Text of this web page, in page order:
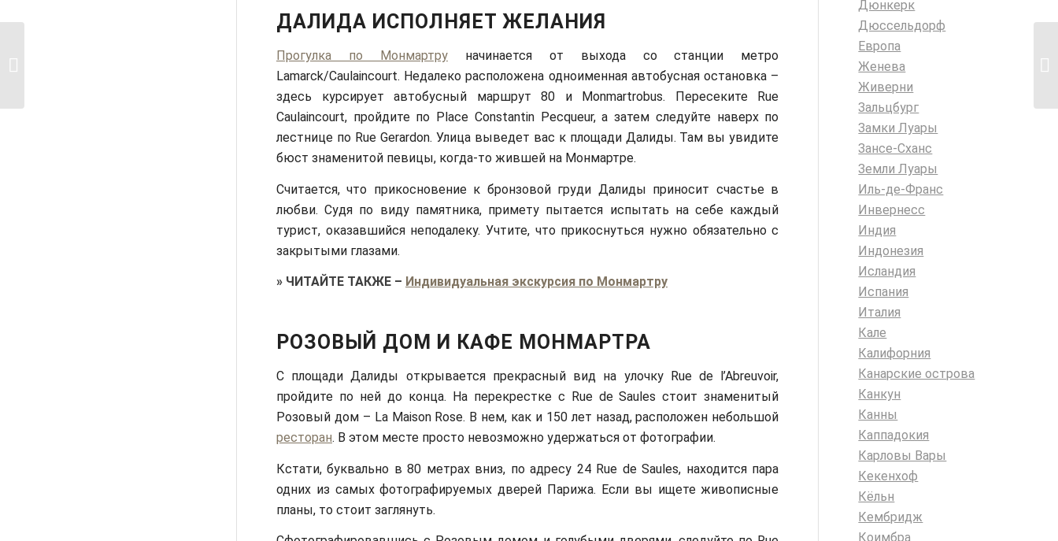
ДАЛИДА ИСПОЛНЯЕТ ЖЕЛАНИЯ
Прогулка по Монмартруначинается от выхода со станции метро
Lamarck/Caulaincourt. Недалеко расположена одноименная автобусная остановка –
здесь курсирует автобусный маршрут 80 и Monmartrobus. Пересеките Rue
Caulaincourt, пройдите по Place Constantin Pecqueur, а затем следуйте наверх по
лестнице по Rue Gerardon. Улица выведет вас к площади Далиды. Там вы увидите
бюст знаменитой певицы, когда-то жившей на Монмартре.
Считается, что прикосновение к бронзовой груди Далиды приносит счастье в
любви. Судя по виду памятника, примету пытается испытать на себе каждый
турист, оказавшийся неподалеку. Учтите, что прикоснуться нужно обязательно с
закрытыми глазами.
» ЧИТАЙТЕ ТАКЖЕ – Индивидуальная экскурсия по Монмартру
РОЗОВЫЙ ДОМ И КАФЕ МОНМАРТРА
С площади Далиды открывается прекрасный вид на улочку Rue de l’Abreuvoir,
пройдите по ней до конца. На перекрестке с Rue de Saules стоит знаменитый
Розовый дом – La Maison Rose. В нем, как и 150 лет назад, расположен небольшой
ресторан. В этом месте просто невозможно удержаться от фотографии.
Кстати, буквально в 80 метрах вниз, по адресу 24 Rue de Saules, находится пара
одних из самых фотографируемых дверей Парижа. Если вы ищете живописные
планы, то стоит заглянуть.
Дюнкерк
Дюссельдорф
Европа
Женева
Живерни
Зальцбург
Замки Луары
Зансе-Сханс
Земли Луары
Иль-де-Франс
Инвернесс
Индия
Индонезия
Исландия
Испания
Италия
Кале
Калифорния
Канарские острова
Канкун
Канны
Каппадокия
Карловы Вары
Кекенхоф
Кёльн
Кембридж
Коимбра